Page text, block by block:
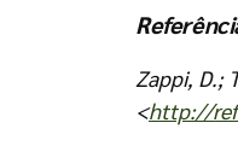
Zappi, D.;
<http://